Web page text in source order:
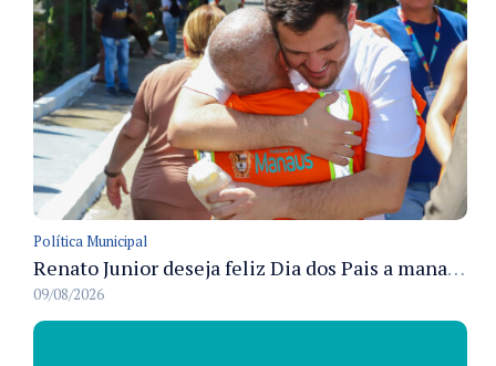
Política Municipal
Renato Junior deseja feliz Dia dos Pais a manauaras e detalha preparo dos cemitérios municipais
09/08/2026